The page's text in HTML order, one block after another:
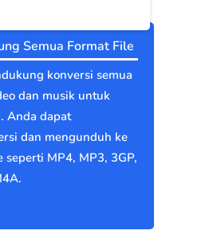
Semua Format File
konversi semua
dan musik untuk
Anda dapat
dan mengunduh ke
seperti MP4, MP3, 3GP,